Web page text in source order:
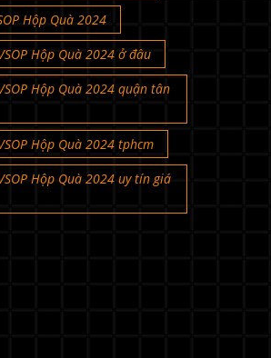
Hộp Quà 2024
Hộp Quà 2024 ở đâu
Hộp Quà 2024 quận tân
Hộp Quà 2024 tphcm
Hộp Quà 2024 uy tín giá